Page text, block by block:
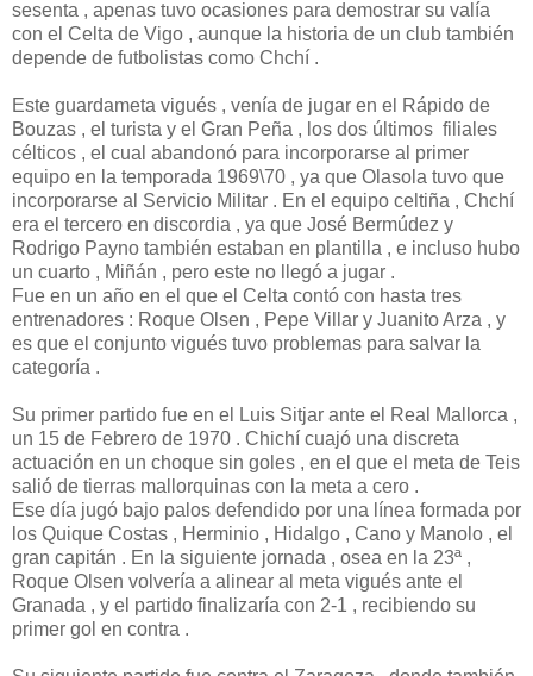
sesenta , apenas tuvo ocasiones para demostrar su valía
con el Celta de Vigo , aunque la historia de un club también
depende de futbolistas como Chchí .
Este guardameta vigués , venía de jugar en el Rápido de
Bouzas , el turista y el Gran Peña , los dos últimos filiales
célticos , el cual abandonó para incorporarse al primer
equipo en la temporada 1969\70 , ya que Olasola tuvo que
incorporarse al Servicio Militar . En el equipo celtiña , Chchí
era el tercero en discordia , ya que José Bermúdez y
Rodrigo Payno también estaban en plantilla , e incluso hubo
un cuarto , Miñán , pero este no llegó a jugar .
Fue en un año en el que el Celta contó con hasta tres
entrenadores : Roque Olsen , Pepe Villar y Juanito Arza , y
es que el conjunto vigués tuvo problemas para salvar la
categoría .
Su primer partido fue en el Luis Sitjar ante el Real Mallorca ,
un 15 de Febrero de 1970 . Chichí cuajó una discreta
actuación en un choque sin goles , en el que el meta de Teis
salió de tierras mallorquinas con la meta a cero .
Ese día jugó bajo palos defendido por una línea formada por
los Quique Costas , Herminio , Hidalgo , Cano y Manolo , el
gran capitán . En la siguiente jornada , osea en la 23ª ,
Roque Olsen volvería a alinear al meta vigués ante el
Granada , y el partido finalizaría con 2-1 , recibiendo su
primer gol en contra .